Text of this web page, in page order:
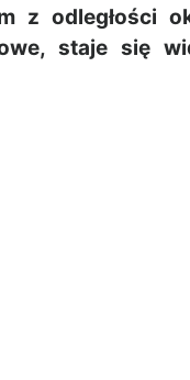
z odległości
staje się